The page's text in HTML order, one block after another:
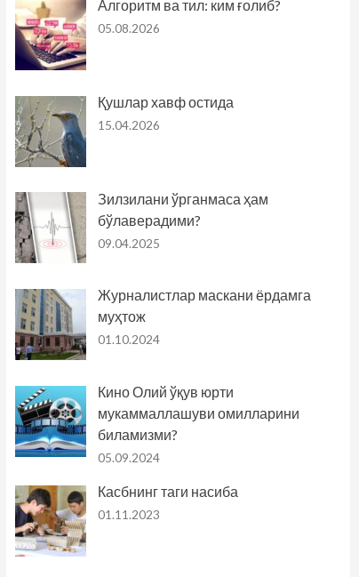
Алгоритм ва тил: ким ғолиб?
05.08.2026
Қушлар хавф остида
15.04.2026
Зилзилани ўрганмаса ҳам
бўлаверадими?
09.04.2025
Журналистлар маскани ёрдамга
муҳтож
01.10.2024
Кино Олий ўқув юрти
мукаммаллашуви омилларини
биламизми?
05.09.2024
Касбнинг таги насиба
01.11.2023